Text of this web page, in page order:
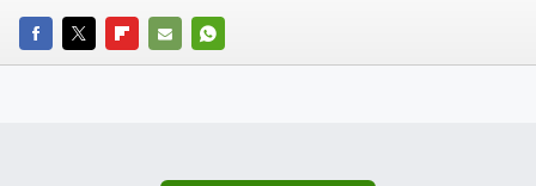
FACEBOOK
TWITTERFLIPBOARD
E-
WHATSAPP